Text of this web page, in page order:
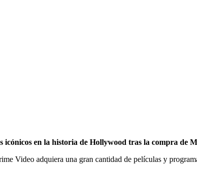
icónicos en la historia de Hollywood tras la compra
Video adquiera una gran cantidad de películas y